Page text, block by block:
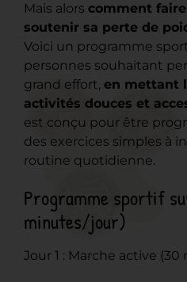
Mais alors comment
soutenir sa perte de
Voici un programme
personnes souhaitant
grand effort, en mettant
activités douces et
est conçu pour être
des exercices simples à
routine quotidienne.
Programme sportif
minutes/jour)
Jour 1 : Marche active (30